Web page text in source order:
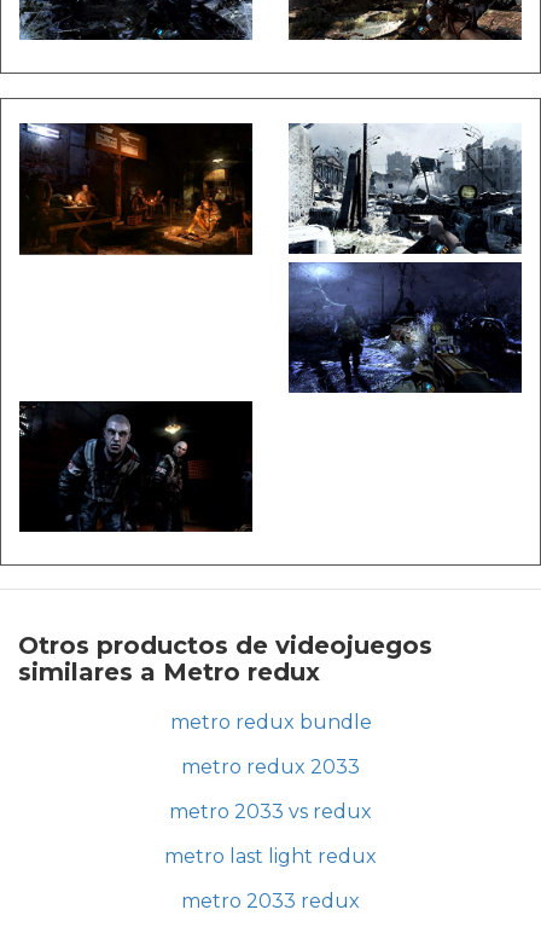
Otros productos de videojuegos
similares a Metro redux
metro redux bundle
metro redux 2033
metro 2033 vs redux
metro last light redux
metro 2033 redux